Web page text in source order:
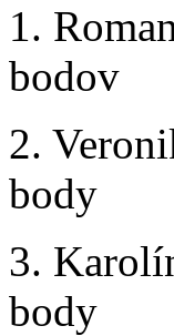
1.
bodov
2.
body
3.
body